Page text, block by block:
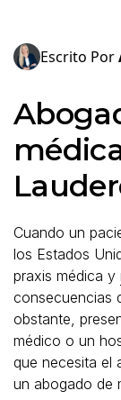
Escrito Por
Cuando un
los Estados
praxis médica y
consecuencias
obstante,
médico o un
que necesita el
un abogado de